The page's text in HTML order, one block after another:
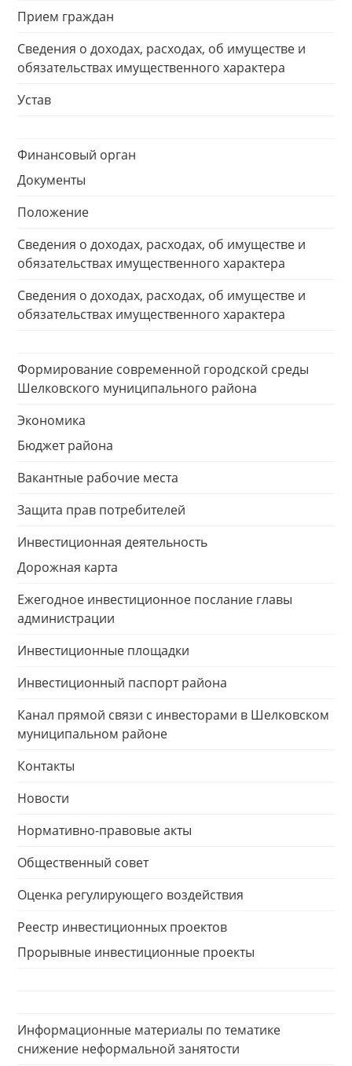
Прием граждан
Сведения о доходах, расходах, об имуществе и
обязательствах имущественного характера
Устав
Финансовый орган
Документы
Положение
Сведения о доходах, расходах, об имуществе и
обязательствах имущественного характера
Сведения о доходах, расходах, об имуществе и
обязательствах имущественного характера
Формирование современной городской среды
Шелковского муниципального района
Экономика
Бюджет района
Вакантные рабочие места
Защита прав потребителей
Инвестиционная деятельность
Дорожная карта
Ежегодное инвестиционное послание главы
администрации
Инвестиционные площадки
Инвестиционный паспорт района
Канал прямой связи с инвесторами в Шелковском
муниципальном районе
Контакты
Новости
Нормативно-правовые акты
Общественный совет
Оценка регулирующего воздействия
Реестр инвестиционных проектов
Прорывные инвестиционные проекты
Информационные материалы по тематике
снижение неформальной занятости